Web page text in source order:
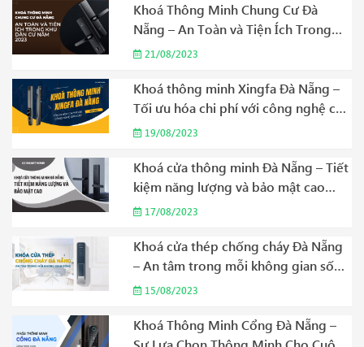
Khoá Thông Minh Chung Cư Đà
Nẵng – An Toàn và Tiện Ích Trong
Khu Dân Cư Năm 2023
21/08/2023
Khoá thông minh Xingfa Đà Nẵng –
Tối ưu hóa chi phí với công nghệ cao
cấp Năm 2023
19/08/2023
Khoá cửa thông minh Đà Nẵng – Tiết
kiệm năng lượng và bảo mật cao
Năm 2023
17/08/2023
Khoá cửa thép chống cháy Đà Nẵng
– An tâm trong mỗi không gian sống
Năm 2023
15/08/2023
Khoá Thông Minh Cổng Đà Nẵng –